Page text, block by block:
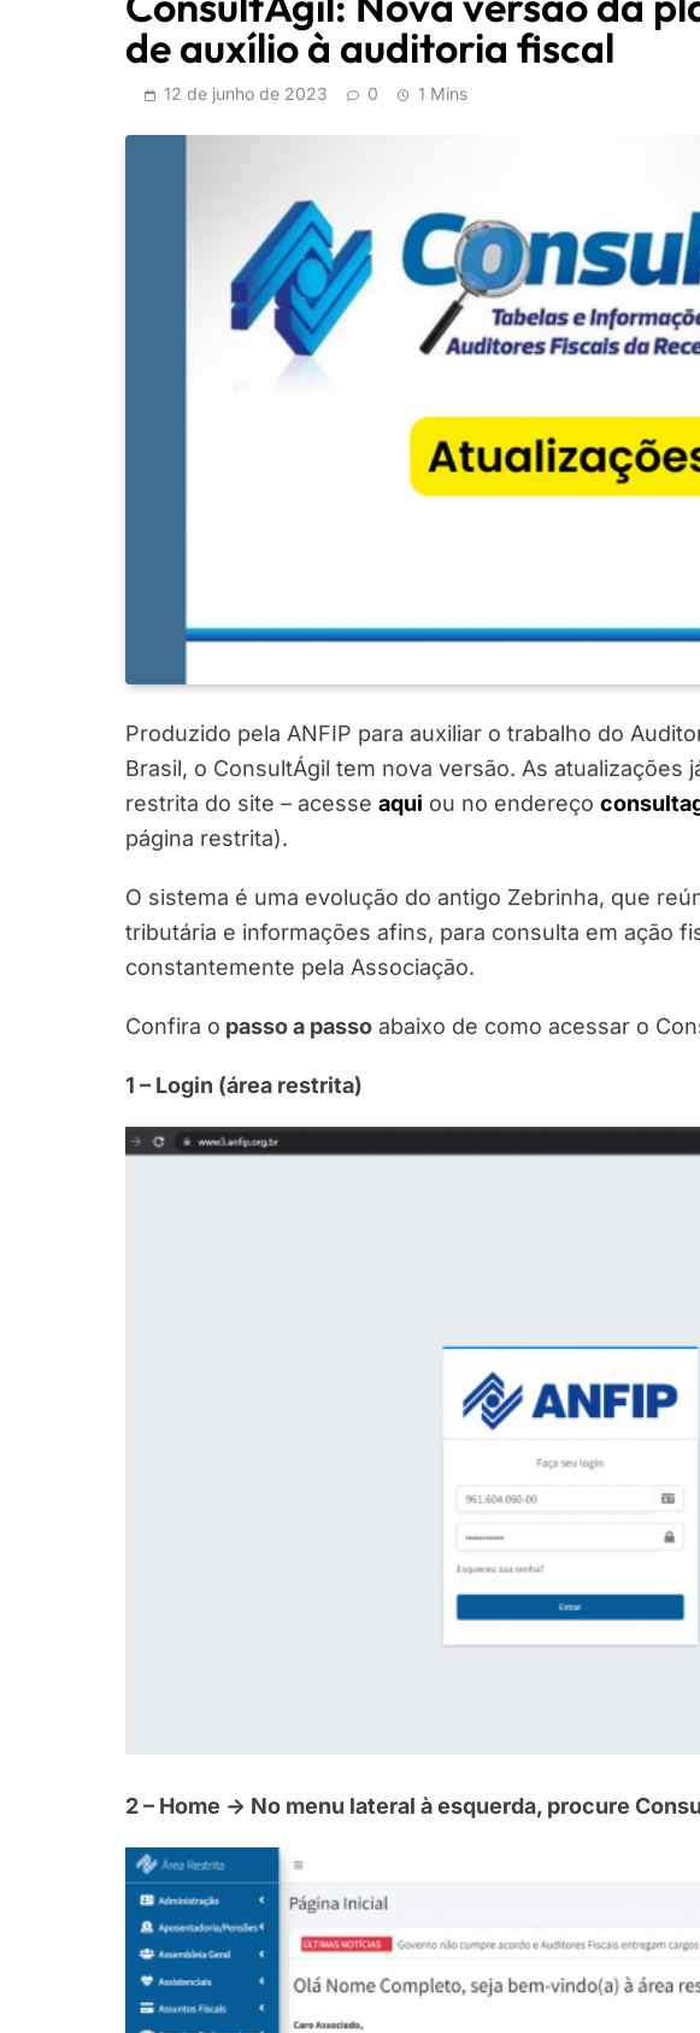
de auxílio à auditoria fiscal
12 de junho de 2023 0 1 Mins
Produzido pela ANFIP para auxiliar o trabalho do
Brasil, o ConsultÁgil tem nova versão. As atualizações
restrita do site – acesse aqui ou no endereço
página restrita).
O sistema é uma evolução do antigo Zebrinha, que
tributária e informações afins, para consulta em ação
constantemente pela Associação.
Confira o passo a passo abaixo de como acessar o
1 – Login (área restrita)
2 – Home -> No menu lateral à esquerda, procure